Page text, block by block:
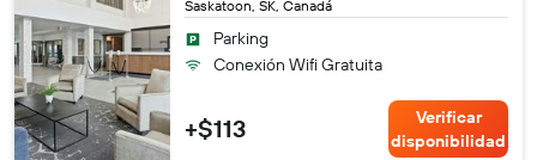
Saskatoon, SK, Canadá
Parking
Conexión Wifi Gratuita
+$113
Verificar
disponibilidad